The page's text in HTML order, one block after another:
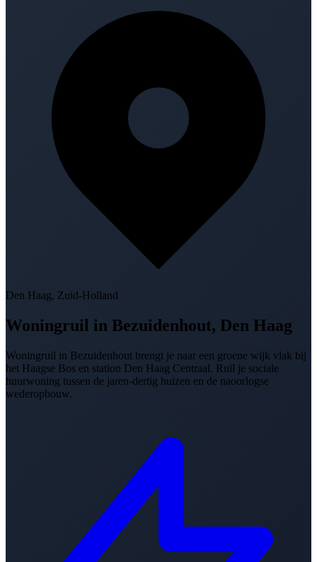
Den Haag, Zuid-Holland
Woningruil in Bezuidenhout, Den Haag
Woningruil in Bezuidenhout brengt je naar een groene wijk vlak bij
het Haagse Bos en station Den Haag Centraal. Ruil je sociale
huurwoning tussen de jaren-dertig huizen en de naoorlogse
wederopbouw.